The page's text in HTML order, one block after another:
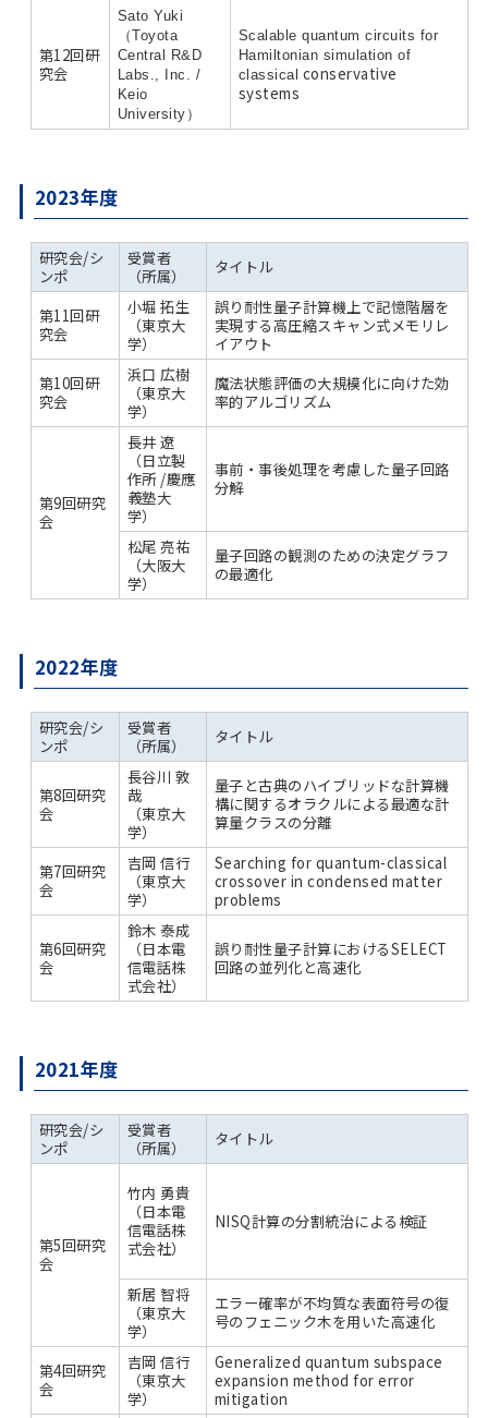
第12回研
究会
Sato Yuki
（Toyota
Central R&D
Labs., Inc. /
Keio
University）
Scalable quantum circuits for
Hamiltonian simulation of
classical conservative
systems
2023年度
研究会/シ
ンポ
受賞者
（所属）
タイトル
第11回研
究会
小堀 拓生
（東京大
学）
誤り耐性量子計算機上で記憶階層を
実現する高圧縮スキャン式メモリレ
イアウト
第10回研
究会
浜口 広樹
（東京大
学）
魔法状態評価の大規模化に向けた効
率的アルゴリズム
第9回研究
会
長井 遼
（日立製
作所 /慶應
義塾大
学）
事前・事後処理を考慮した量子回路
分解
松尾 亮祐
（大阪大
学）
量子回路の観測のための決定グラフ
の最適化
2022年度
研究会/シ
ンポ
受賞者
（所属）
タイトル
第8回研究
会
長谷川 敦
哉
（東京大
学）
量子と古典のハイブリッドな計算機
構に関するオラクルによる最適な計
算量クラスの分離
第7回研究
会
吉岡 信行
（東京大
学）
Searching for quantum-classical
crossover in condensed matter
problems
第6回研究
会
鈴木 泰成
（日本電
信電話株
式会社）
誤り耐性量子計算におけるSELECT
回路の並列化と高速化
2021年度
研究会/シ
ンポ
受賞者
（所属）
タイトル
第5回研究
会
竹内 勇貴
（日本電
信電話株
式会社）
NISQ計算の分割統治による検証
新居 智将
（東京大
学）
エラー確率が不均質な表面符号の復
号のフェニック木を用いた高速化
第4回研究
会
吉岡 信行
（東京大
学）
Generalized quantum subspace
expansion method for error
mitigation